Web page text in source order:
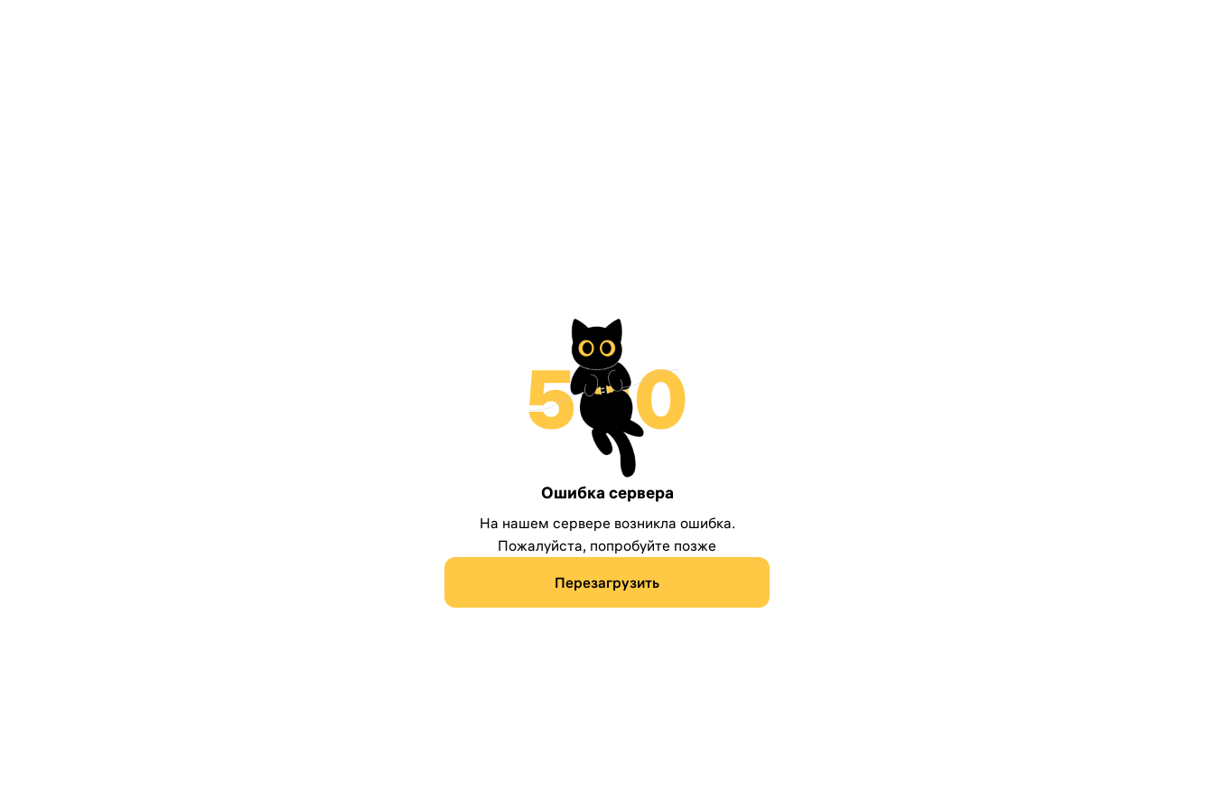
Ошибка сервера
На нашем сервере возникла ошибка.
Пожалуйста, попробуйте позже
Перезагрузить